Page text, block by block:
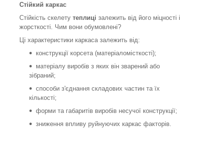
Стійкий каркас
Стійкість скелету теплиці залежить від його міцності і
жорсткості. Чим вони обумовлені?
Ці характеристики каркаса залежить від:
конструкції корсета (матеріаломісткості);
матеріалу виробів з яких він зварений або
зібраний;
способи з'єднання складових частин та їх
кількості;
форми та габаритів виробів несучої конструкції;
зниження впливу руйнуючих каркас факторів.